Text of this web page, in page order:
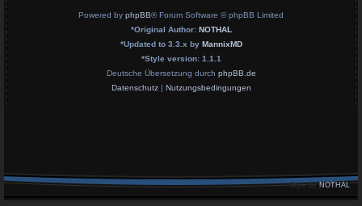
Powered by phpBB® Forum Software © phpBB Limited
*Original Author: NOTHAL
*Updated to 3.3.x by MannixMD
*Style version: 1.1.1
Deutsche Übersetzung durch phpBB.de
Datenschutz| Nutzungsbedingungen
Style byNOTHAL